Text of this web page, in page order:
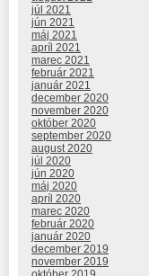
júl 2021
jún 2021
máj 2021
apríl 2021
marec 2021
február 2021
január 2021
december 2020
november 2020
október 2020
september 2020
august 2020
júl 2020
jún 2020
máj 2020
apríl 2020
marec 2020
február 2020
január 2020
december 2019
november 2019